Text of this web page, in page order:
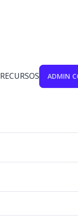
RECURSOS ADMIN